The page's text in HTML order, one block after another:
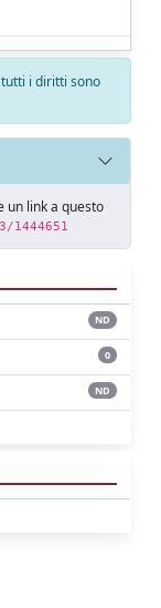
i diritti sono
un link a questo
ND
0
ND